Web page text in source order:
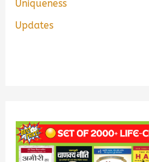
Uniqueness
Updates